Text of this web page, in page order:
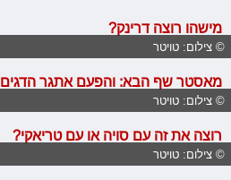
מישהו רוצה דרינק?
© צילום: טויטר
מאסטר שף הבא: והפעם אתגר הדגים
© צילום: טויטר
רוצה את זה עם סויה או עם טריאקי?
© צילום: טויטר